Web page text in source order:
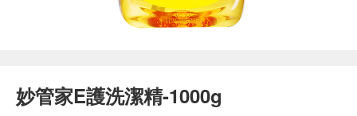
妙管家E護洗潔精-1000g